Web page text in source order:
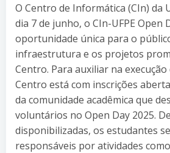
O Centro de Informática (CIn) da
dia 7 de junho, o CIn-UFPE Open
oportunidade única para o
infraestrutura e os projetos
Centro. Para auxiliar na
Centro está com inscrições
da comunidade acadêmica que
voluntários no Open Day 2025.
disponibilizadas, os estudantes
responsáveis por atividades